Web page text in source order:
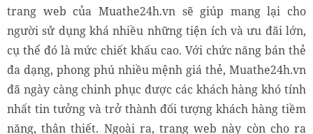
trang web của Muathe24h.vn sẽ giúp mang lại cho
người sử dụng khá nhiều những tiện ích và ưu đãi lớn,
cụ thể đó là mức chiết khấu cao. Với chức năng bán thẻ
đa dạng, phong phú nhiều mệnh giá thẻ, Muathe24h.vn
đã ngày càng chinh phục được các khách hàng khó tính
nhất tin tưởng và trở thành đối tượng khách hàng tiềm
năng, thân thiết. Ngoài ra, trang web này còn cho ra